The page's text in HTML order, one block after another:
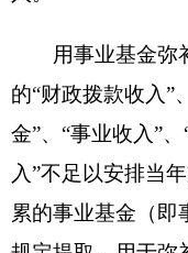
2016年度克州驻
费支出表及说明.XLS
（此件公开发布）
分享: